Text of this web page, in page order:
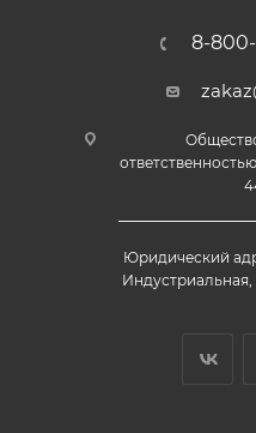
8-
Юридический
Индустриальная,